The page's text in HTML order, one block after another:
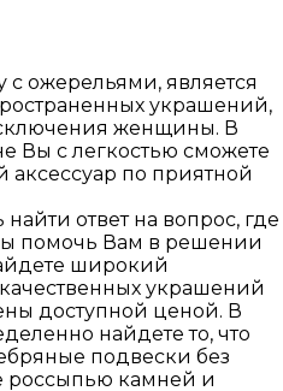
ожерельями, является
украшений,
женщины. В
Вы с легкостью сможете
аксессуар по приятной
ответ на вопрос, где
помочь Вам в решении
широкий
украшений
доступной ценой. В
найдете то, что
подвески без
россыпью камней и